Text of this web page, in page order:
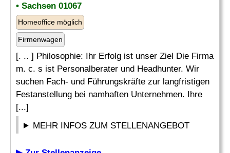
• Sachsen 01067
Homeoffice möglich
Firmenwagen
[. .. ] Philosophie: Ihr Erfolg ist unser Ziel Die Firma
m. c. s ist Personalberater und Headhunter. Wir
suchen Fach- und Führungskräfte zur langfristigen
Festanstellung bei namhaften Unternehmen. Ihre
[...]
MEHR INFOS ZUM STELLENANGEBOT